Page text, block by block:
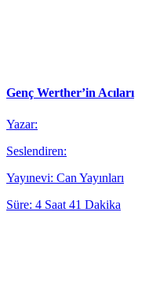
Genç Werther’in Acıları
Yazar:
Seslendiren:
Yayınevi: Can Yayınları
Süre: 4 Saat 41 Dakika